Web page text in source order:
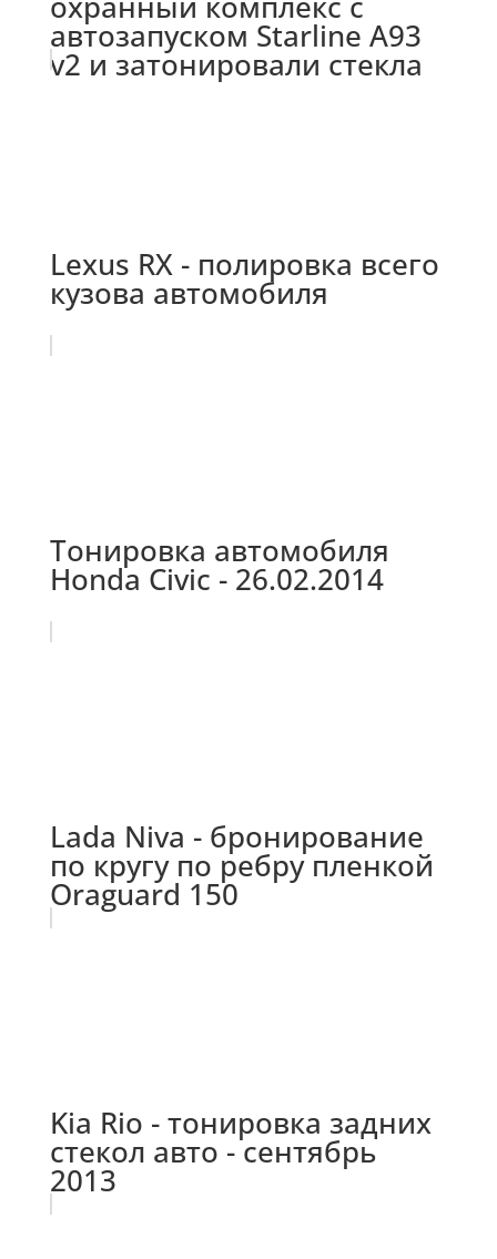
автозапуском Starline A93
v2 и затонировали стекла
Lexus RX - полировка всего
кузова автомобиля
Тонировка автомобиля
Honda Civic - 26.02.2014
Lada Niva - бронирование
по кругу по ребру пленкой
Oraguard 150
Kia Rio - тонировка задних
стекол авто - сентябрь
2013